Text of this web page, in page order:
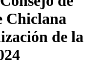
Chiclana
de la